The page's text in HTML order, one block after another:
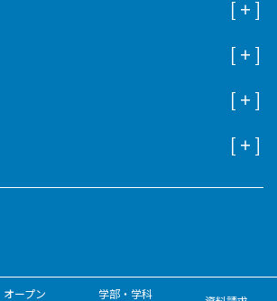
オープン
学部・学科